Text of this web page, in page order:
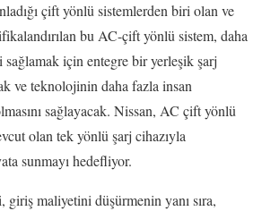
çift yönlü sistemlerden biri olan ve
bu AC-çift yönlü sistem, daha
için entegre bir yerleşik şarj
ve teknolojinin daha fazla insan
sağlayacak. Nissan, AC çift yönlü
olan tek yönlü şarj cihazıyla
sunmayı hedefliyor.
giriş maliyetini düşürmenin yanı sıra,